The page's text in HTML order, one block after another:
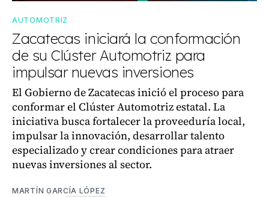
AUTOMOTRIZ
Zacatecas iniciará la conformación
de su Clúster Automotriz para
impulsar nuevas inversiones
El Gobierno de Zacatecas inició el proceso para
conformar el Clúster Automotriz estatal. La
iniciativa busca fortalecer la proveeduría local,
impulsar la innovación, desarrollar talento
especializado y crear condiciones para atraer
nuevas inversiones al sector.
MARTÍN GARCÍA LÓPEZ